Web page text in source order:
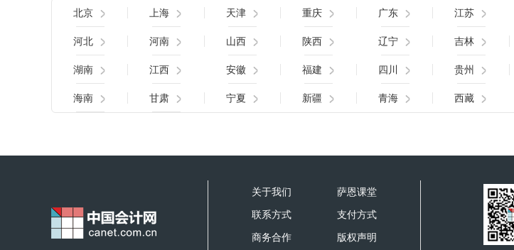
北京 上海 天津 重庆 广东 江苏
河北 河南 山西 陕西 辽宁 吉林
湖南 江西 安徽 福建 四川 贵州
海南 甘肃 宁夏 新疆 青海 西藏
关于我们
萨恩课堂
联系方式
支付方式
商务合作
版权声明